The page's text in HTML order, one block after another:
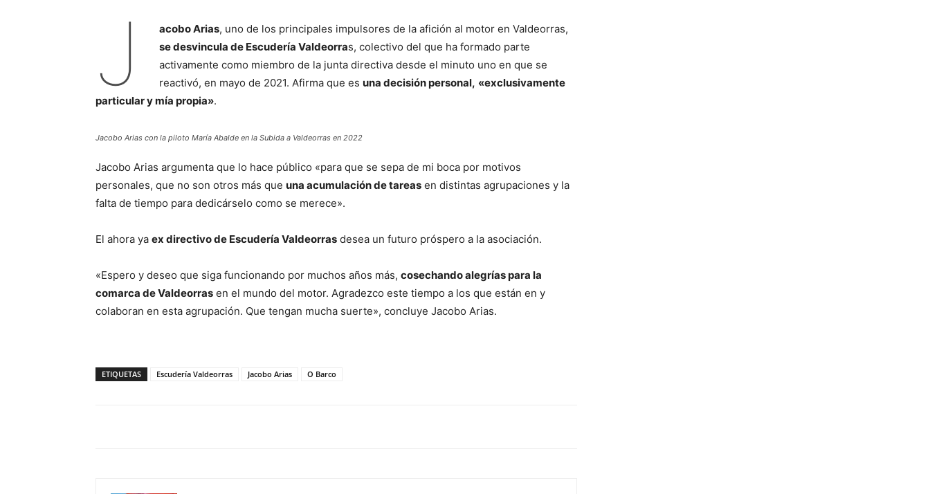
J acobo Arias, uno de los principales impulsores de la afición al motor en Valdeorras,
se desvincula de Escudería Valdeorras, colectivo del que ha formado parte
activamente como miembro de la junta directiva desde el minuto uno en que se
reactivó, en mayo de 2021. Afirma que es una decisión personal, «exclusivamente
particular y mía propia».
Jacobo Arias con la piloto María Abalde en la Subida a Valdeorras en 2022
Jacobo Arias argumenta que lo hace público «para que se sepa de mi boca por motivos
personales, que no son otros más que una acumulación de tareas en distintas agrupaciones y la
falta de tiempo para dedicárselo como se merece».
El ahora ya ex directivo de Escudería Valdeorras desea un futuro próspero a la asociación.
«Espero y deseo que siga funcionando por muchos años más, cosechando alegrías para la
comarca de Valdeorras en el mundo del motor. Agradezco este tiempo a los que están en y
colaboran en esta agrupación. Que tengan mucha suerte», concluye Jacobo Arias.
ETIQUETAS Escudería Valdeorras Jacobo Arias O Barco